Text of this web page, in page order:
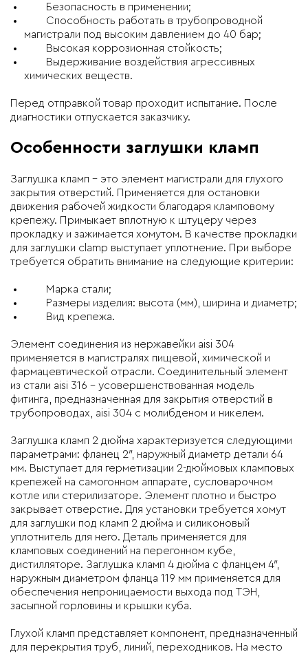
Безопасность в применении;
Способность работать в трубопроводной
магистрали под высоким давлением до 40 бар;
Высокая коррозионная стойкость;
Выдерживание воздействия агрессивных
химических веществ.
Перед отправкой товар проходит испытание. После
диагностики отпускается заказчику.
Особенности заглушки кламп
Заглушка кламп – это элемент магистрали для глухого
закрытия отверстий. Применяется для остановки
движения рабочей жидкости благодаря кламповому
крепежу. Примыкает вплотную к штуцеру через
прокладку и зажимается хомутом. В качестве прокладки
для заглушки clamp выступает уплотнение. При выборе
требуется обратить внимание на следующие критерии:
Марка стали;
Размеры изделия: высота (мм), ширина и диаметр;
Вид крепежа.
Элемент соединения из нержавейки aisi 304
применяется в магистралях пищевой, химической и
фармацевтической отрасли. Соединительный элемент
из стали aisi 316 – усовершенствованная модель
фитинга, предназначенная для закрытия отверстий в
трубопроводах, aisi 304 с молибденом и никелем.
Заглушка кламп 2 дюйма характеризуется следующими
параметрами: фланец 2″, наружный диаметр детали 64
мм. Выступает для герметизации 2-дюймовых кламповых
крепежей на самогонном аппарате, сусловарочном
котле или стерилизаторе. Элемент плотно и быстро
закрывает отверстие. Для установки требуется хомут
для заглушки под кламп 2 дюйма и силиконовый
уплотнитель для него. Деталь применяется для
кламповых соединений на перегонном кубе,
дистилляторе. Заглушка кламп 4 дюйма с фланцем 4″,
наружным диаметром фланца 119 мм применяется для
обеспечения непроницаемости выхода под ТЭН,
засыпной горловины и крышки куба.
Глухой кламп представляет компонент, предназначенный
для перекрытия труб, линий, переходников. На место